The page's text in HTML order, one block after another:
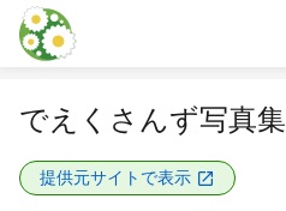
本文に飛ぶ
でえくさんず写真集
提供元サイトで表示